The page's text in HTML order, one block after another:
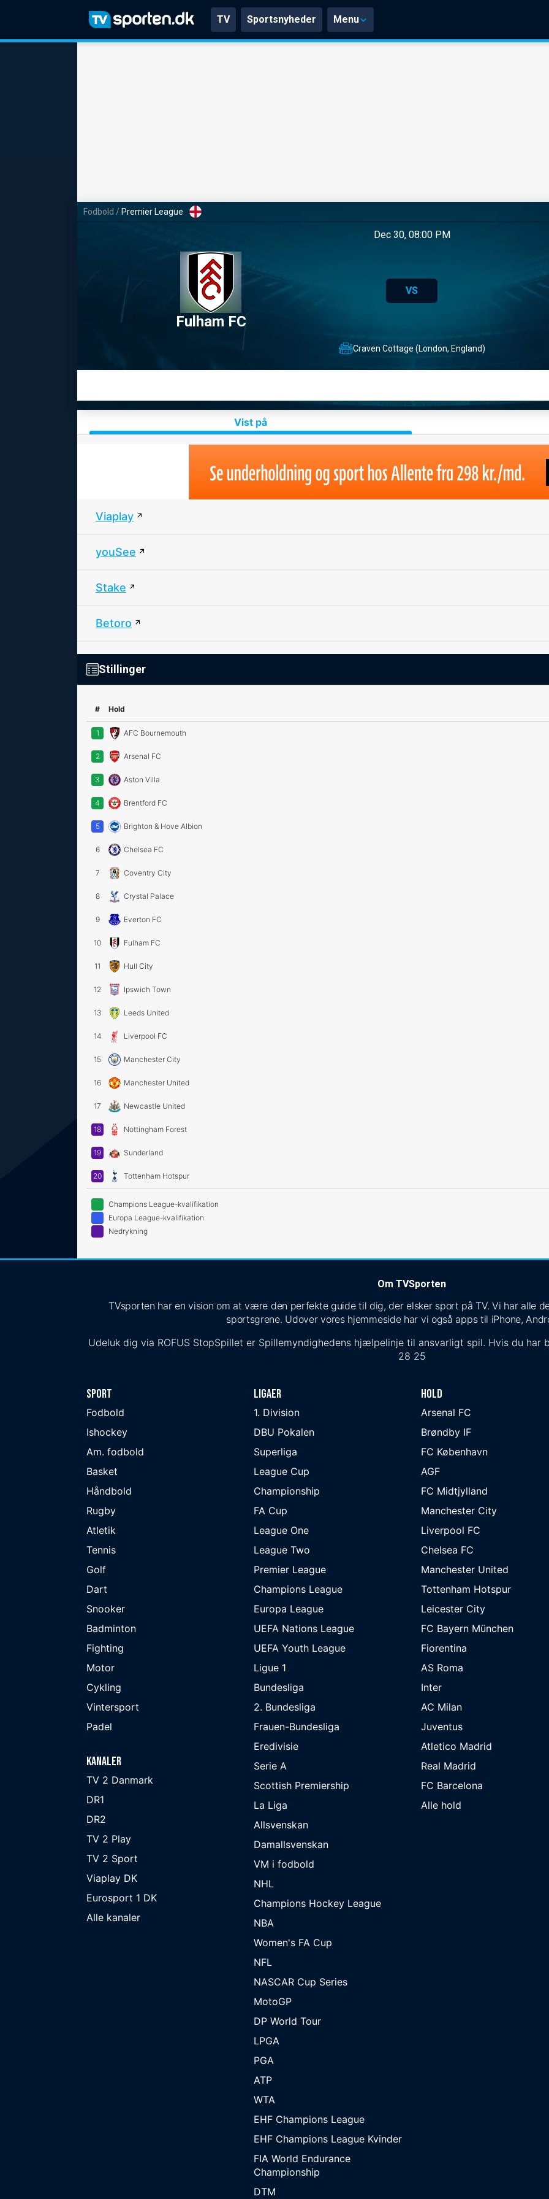
TV Sportsnyheder Menu
Fodbold / Premier League
Dec 30, 08:00 PM
Fulham FC
VS
Craven Cottage (London, England)
Vist på
Viaplay
youSee
Stake
Betoro
Stillinger
# Hold
1 AFC Bournemouth
2 Arsenal FC
3 Aston Villa
4 Brentford FC
5 Brighton & Hove Albion
6 Chelsea FC
7 Coventry City
8 Crystal Palace
9 Everton FC
10 Fulham FC
11 Hull City
12 Ipswich Town
13 Leeds United
14 Liverpool FC
15 Manchester City
16 Manchester United
17 Newcastle United
18 Nottingham Forest
19 Sunderland
20 Tottenham Hotspur
Champions League-kvalifikation
Europa League-kvalifikation
Nedrykning
Om TVSporten
TVsporten har en vision om at være den perfekte guide til dig, der elsker sport på TV. Vi har alle
sportsgrene. Udover vores hjemmeside har vi også apps til iPhone,
Udeluk dig via ROFUS StopSpillet er Spillemyndighedens hjælpelinje til ansvarligt spil. Hvis du
28 25
Sport
Fodbold
Ishockey
Am. fodbold
Basket
Håndbold
Rugby
Atletik
Tennis
Golf
Dart
Snooker
Badminton
Fighting
Motor
Cykling
Vintersport
Padel
Kanaler
TV 2 Danmark
DR1
DR2
TV 2 Play
TV 2 Sport
Viaplay DK
Eurosport 1 DK
Alle kanaler
Ligaer
1. Division
DBU Pokalen
Superliga
League Cup
Championship
FA Cup
League One
League Two
Premier League
Champions League
Europa League
UEFA Nations League
UEFA Youth League
Ligue 1
Bundesliga
2. Bundesliga
Frauen-Bundesliga
Eredivisie
Serie A
Scottish Premiership
La Liga
Allsvenskan
Damallsvenskan
VM i fodbold
NHL
Champions Hockey League
NBA
Women's FA Cup
NFL
NASCAR Cup Series
MotoGP
DP World Tour
LPGA
PGA
ATP
WTA
EHF Champions League
EHF Champions League Kvinder
FIA World Endurance
Championship
DTM
Hold
Arsenal FC
Brøndby IF
FC København
AGF
FC Midtjylland
Manchester City
Liverpool FC
Chelsea FC
Manchester United
Tottenham Hotspur
Leicester City
FC Bayern München
Fiorentina
AS Roma
Inter
AC Milan
Juventus
Atletico Madrid
Real Madrid
FC Barcelona
Alle hold